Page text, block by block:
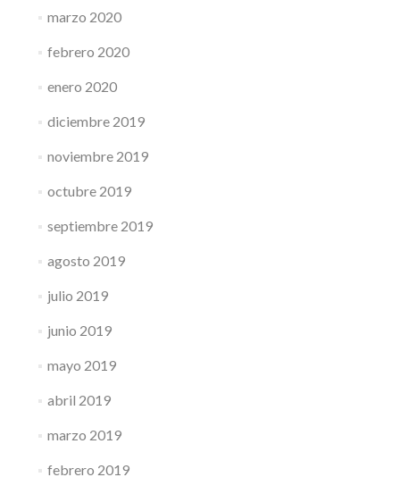
marzo 2020
febrero 2020
enero 2020
diciembre 2019
noviembre 2019
octubre 2019
septiembre 2019
agosto 2019
julio 2019
junio 2019
mayo 2019
abril 2019
marzo 2019
febrero 2019